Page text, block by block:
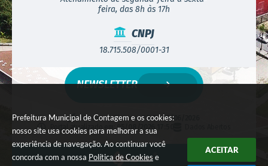
Prefeitura Municipal de Contagem e os cookies:
nosso site usa cookies para melhorar a sua
experiência de navegação. Ao continuar você
concorda com a nossa Política de Cookies e
ACEITAR
feira, das 8h às 17h
CNPJ
18.715.508/0001-31
Versão do Sistema:3.5.3 - 19/06/2026
Portal atualizado em:
05/08/2026 17:50
NEWSLETTER